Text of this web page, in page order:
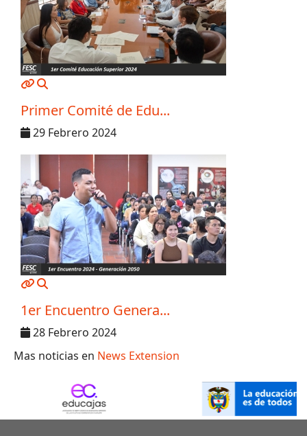
MOD_JTCS_VIEW_ARTICLE_LINK
Primer Comité de Edu...
29 Febrero 2024
MOD_JTCS_VIEW_ARTICLE_LINK
1er Encuentro Genera...
28 Febrero 2024
Mas noticias en News Extension